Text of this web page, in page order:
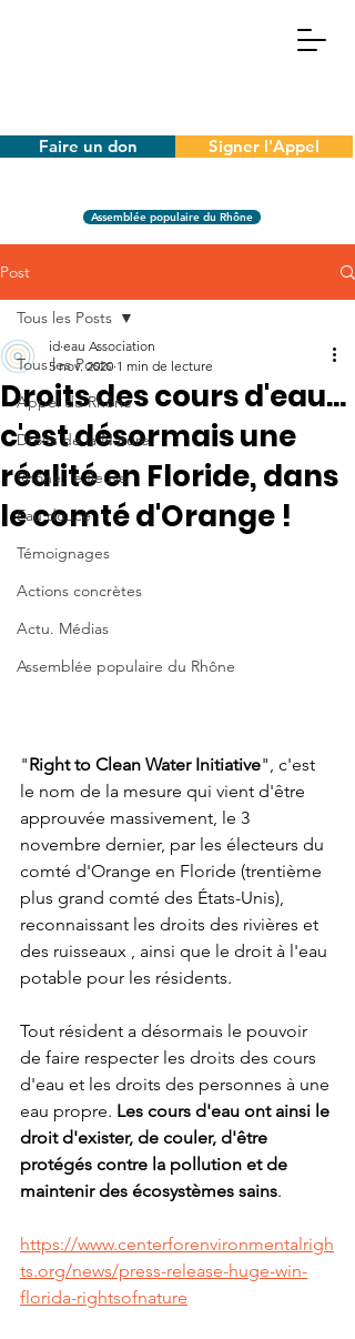
Faire un don Signer l'Appel
Assemblée populaire du Rhône
Post
Tous les Posts
Appel du Rhône
Droits de la Nature
Rhône, le fleuve
Eau douce
Témoignages
Actions concrètes
Actu. Médias
Assemblée populaire du Rhône
Tous les Posts
Droits des cours d'eau...
c'est désormais une
réalité en Floride, dans
le comté d'Orange !
id·eau Association
5 nov. 2020 1 min de lecture
"Right to Clean Water Initiative", c'est
le nom de la mesure qui vient d'être
approuvée massivement, le 3
novembre dernier, par l es électeurs du
comté d'Orange en Floride (trentième
plus grand comté des États-Unis),
reconnaissant les droits des rivières et
des ruisseaux , ainsi que le droit à l'eau
potable pour les résidents.
Tout résident a désormais le pouvoir
de faire respecter les droits des cours
d'eau et les droits des personnes à une
eau propre. Les cours d'eau ont ainsi le
droit d'exister, de couler, d'être
protégés contre la pollution et de
maintenir des écosystèmes sains.
https://www.centerforenvironmentalrigh
ts.org/news/press-release-huge-win-
florida-rightsofnature